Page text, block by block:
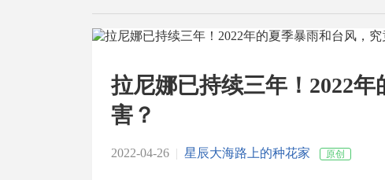
拉尼娜已持续三年！2022
害？
2022-04-26 | 星辰大海路上的种花家 原创